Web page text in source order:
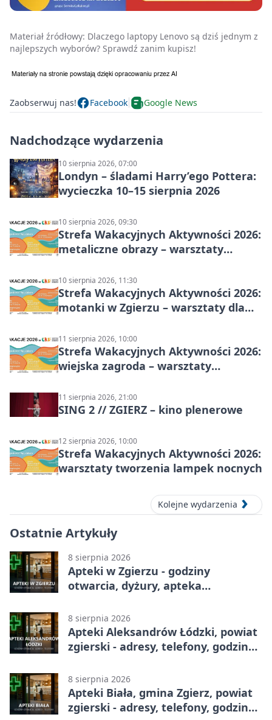
Materiał źródłowy: Dlaczego laptopy Lenovo są dziś jednym z
najlepszych wyborów? Sprawdź zanim kupisz!
Zaobserwuj nas! Facebook Google News
Nadchodzące wydarzenia
10 sierpnia 2026, 07:00
Londyn – śladami Harry’ego Pottera:
wycieczka 10–15 sierpnia 2026
10 sierpnia 2026, 09:30
Strefa Wakacyjnych Aktywności 2026:
metaliczne obrazy – warsztaty
10 sierpnia 2026, 11:30
Strefa Wakacyjnych Aktywności 2026:
motanki w Zgierzu – warsztaty dla
11 sierpnia 2026, 10:00
Strefa Wakacyjnych Aktywności 2026:
wiejska zagroda – warsztaty
11 sierpnia 2026, 21:00
SING 2 // ZGIERZ – kino plenerowe
12 sierpnia 2026, 10:00
Strefa Wakacyjnych Aktywności 2026:
warsztaty tworzenia lampek nocnych
Kolejne wydarzenia
Ostatnie Artykuły
8 sierpnia 2026
Apteki w Zgierzu - godziny
otwarcia, dyżury, apteka
8 sierpnia 2026
Apteki Aleksandrów Łódzki, powiat
zgierski - adresy, telefony, godziny
8 sierpnia 2026
Apteki Biała, gmina Zgierz, powiat
zgierski - adresy, telefony, godziny